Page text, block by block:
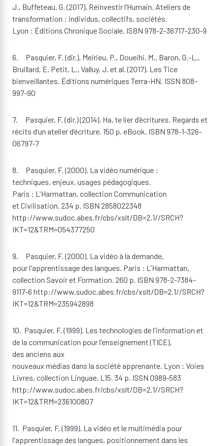
J., Buffeteau. G. (2017), Réinvestir l’Humain. Ateliers de
transformation : individus, collectifs, sociétés.
Lyon : Éditions Chronique Sociale. ISBN 978-2-36717-230-9
6. Pasquier, F. (dir.), Meirieu, P., Doueihi, M., Baron, G.-L.,
Bruillard, E. Petit, L., Valluy, J. et al. (2017). Les Tice
bienveillantes. Éditions numériques Terra-HN. ISSN 808-
997-90
7. Pasquier, F. (dir.) (2014). Ha, te lier d’écritures. Regards et
récits d’un atelier d’écriture. 150 p. eBook. ISBN 978-1-326-
06797-7
8. Pasquier, F. (2000). La vidéo numérique :
techniques, enjeux, usages pédagogiques.
Paris : L'Harmattan, collection Communication
et Civilisation. 234 p. ISBN 2858022348
http://www.sudoc.abes.fr/cbs/xslt/DB=2.1//SRCH?
IKT=12&TRM=054377250
9. Pasquier, F. (2000). La vidéo à la demande,
pour l'apprentissage des langues. Paris : L'Harmattan,
collection Savoir et Formation. 260 p. ISBN 978-2-7384-
9117-6 http://www.sudoc.abes.fr/cbs/xslt/DB=2.1//SRCH?
IKT=12&TRM=235942898
10. Pasquier, F. (1999). Les technologies de l'information et
de la communication pour l'enseignement (TICE),
des anciens aux
nouveaux médias dans la société apprenante. Lyon : Voies
Livres, collection Linguae, L15. 34 p. ISSN 0989-583
http://www.sudoc.abes.fr/cbs/xslt/DB=2.1//SRCH?
IKT=12&TRM=236100807
11. Pasquier, F. (1999). La vidéo et le multimédia pour
l'apprentissage des langues, positionnement dans les